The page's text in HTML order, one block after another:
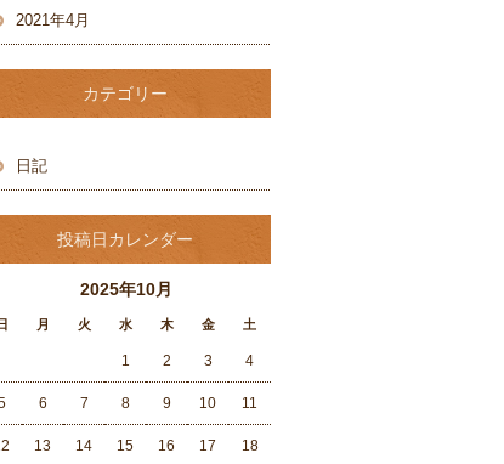
2021年4月
カテゴリー
日記
投稿日カレンダー
2025年10月
月 火 水 木 金 土
1 2 3 4
6 7 8 9 10 11
13 14 15 16 17 18